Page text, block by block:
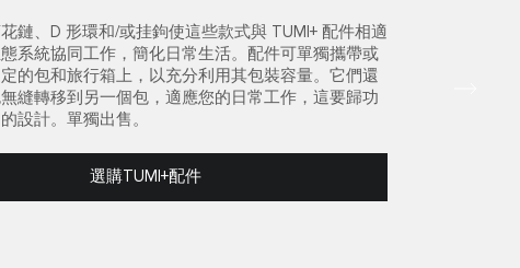
鏈、D 形環和/或挂鉤使這些款式與 TUMI+ 配件相適
系統協同工作，簡化日常生活。配件可單獨攜帶或
的包和旅行箱上，以充分利用其包裝容量。它們還
縫轉移到另一個包，適應您的日常工作，這要歸功
設計。單獨出售。
選購TUMI+配件